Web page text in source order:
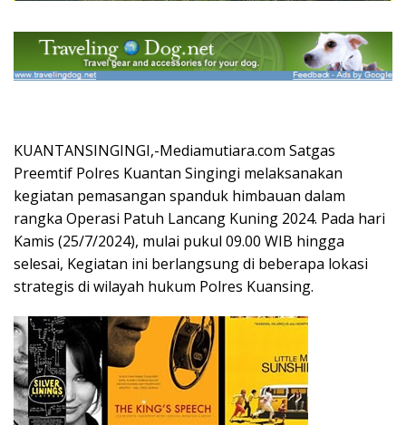
KUANTANSINGINGI,-Mediamutiara.com Satgas
Preemtif Polres Kuantan Singingi melaksanakan
kegiatan pemasangan spanduk himbauan dalam
rangka Operasi Patuh Lancang Kuning 2024. Pada hari
Kamis (25/7/2024), mulai pukul 09.00 WIB hingga
selesai, Kegiatan ini berlangsung di beberapa lokasi
strategis di wilayah hukum Polres Kuansing.